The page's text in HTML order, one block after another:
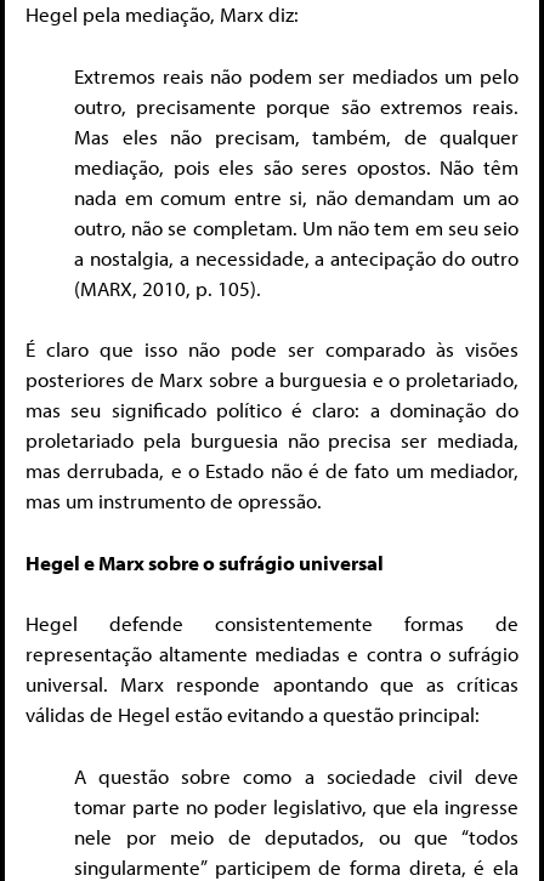
Hegel pela mediação, Marx diz:
Extremos reais não podem ser mediados um pelo
outro, precisamente porque são extremos reais.
Mas eles não precisam, também, de qualquer
mediação, pois eles são seres opostos. Não têm
nada em comum entre si, não demandam um ao
outro, não se completam. Um não tem em seu seio
a nostalgia, a necessidade, a antecipação do outro
(MARX, 2010, p. 105).
É claro que isso não pode ser comparado às visões
posteriores de Marx sobre a burguesia e o proletariado,
mas seu significado político é claro: a dominação do
proletariado pela burguesia não precisa ser mediada,
mas derrubada, e o Estado não é de fato um mediador,
mas um instrumento de opressão.
Hegel e Marx sobre o sufrágio universal
Hegel defende consistentemente formas de
representação altamente mediadas e contra o sufrágio
universal. Marx responde apontando que as críticas
válidas de Hegel estão evitando a questão principal:
A questão sobre como a sociedade civil deve
tomar parte no poder legislativo, que ela ingresse
nele por meio de deputados, ou que “todos
singularmente” participem de forma direta, é ela